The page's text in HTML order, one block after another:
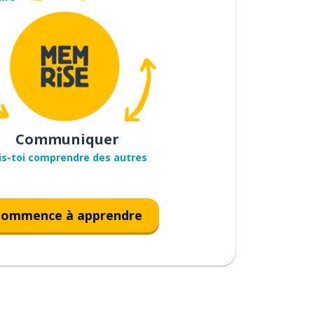
Communiquer
toi comprendre des autres
à apprendre